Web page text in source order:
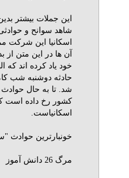
این جملات بیشتر
شاهد سوانح و
اسکانیا این شرکت
آن ها در این متن از
خود یاد کرده اند که
حادثه دوشنبه شب
شد. تا به حال
کشور رخ داده است
اسکانیاست.
خونبارترین حوادث
مرگ 26 دانش آموز